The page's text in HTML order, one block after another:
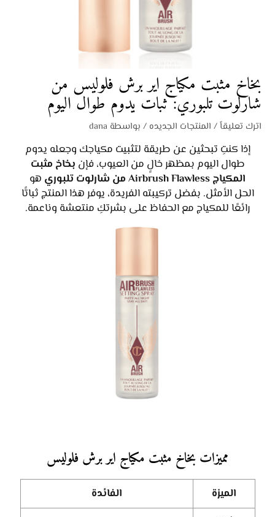
بخاخ مثبت مكياج اير برش فلوليس من
شارلوت تلبوري: ثبات يدوم طوال اليوم
اترك تعليقاً/ المنتجات الجديده / بواسطة dana
إذا كنتِ تبحثين عن طريقة لتثبيت مكياجك وجعله يدوم
طوال اليوم بمظهر خالٍ من العيوب، فإن بخاخ مثبت
المكياج Airbrush Flawless من شارلوت تلبوري
هو
الحل الأمثل. بفضل تركيبته الفريدة، يوفر هذا المنتج ثباتًا
رائعًا للمكياج مع الحفاظ على بشرتكِ منتعشة وناعمة.
مميزات بخاخ مثبت مكياج اير برش فلوليس
الميزة
الفائدة